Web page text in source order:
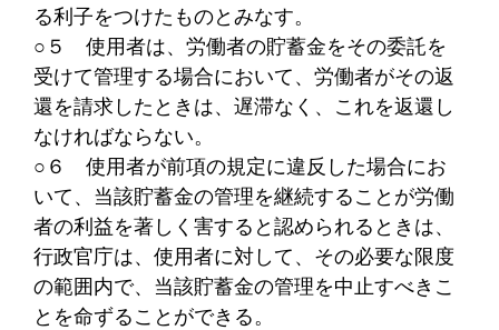
る利子をつけたものとみなす。
○５ 使用者は、労働者の貯蓄金をその委託を
受けて管理する場合において、労働者がその返
還を請求したときは、遅滞なく、これを返還し
なければならない。
○６ 使用者が前項の規定に違反した場合にお
いて、当該貯蓄金の管理を継続することが労働
者の利益を著しく害すると認められるときは、
行政官庁は、使用者に対して、その必要な限度
の範囲内で、当該貯蓄金の管理を中止すべきこ
とを命ずることができる。